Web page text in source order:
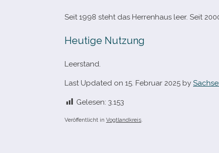
Seit 1998 steht das Herrenhaus leer. Seit
Heutige Nutzung
Leerstand.
Last Updated on 15. Februar 2025 by
Gelesen: 3.153
Veröffentlicht in Vogtlandkreis